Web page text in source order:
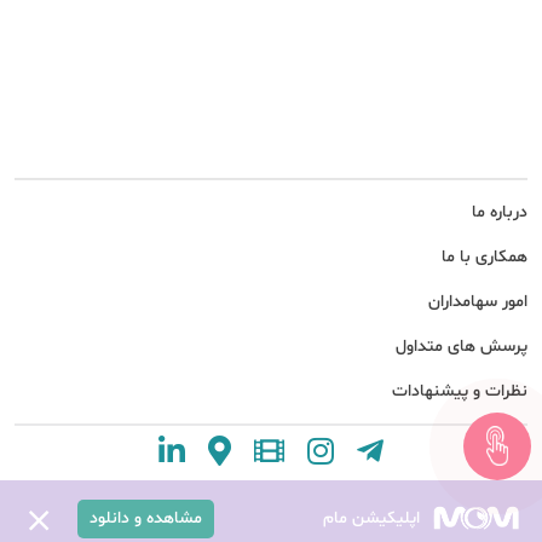
درباره ما
همکاری با ما
امور سهامداران
پرسش های متداول
نظرات و پیشنهادات
اپلیکیشن مام مشاهده و دانلود